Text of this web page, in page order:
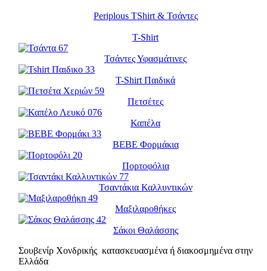
Periplous TShirt & Τσάντες
T-Shirt
Τσάντες Υφασμάτινες
T-Shirt Παιδικά
Πετσέτες
Καπέλα
BEBE Φορμάκια
Πορτοφόλια
Τσαντάκια Καλλυντικών
Μαξιλαροθήκες
Σάκοι Θαλάσσης
Σουβενίρ Χονδρικής κατασκευασμένα ή διακοσμημένα στην
Ελλάδα